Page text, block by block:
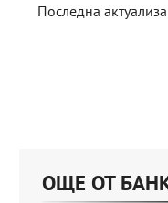
Последна
ОЩЕ ОТ